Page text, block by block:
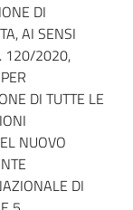
DI
AI SENSI
120/2020,
DI TUTTE LE
NUOVO
DI